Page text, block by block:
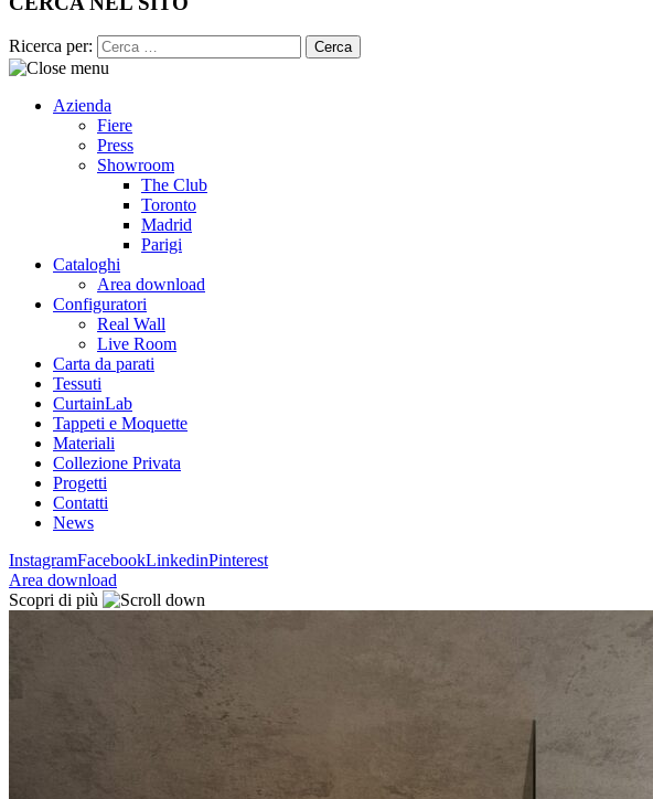
Ricerca per:
Azienda
Fiere
Press
Showroom
The Club
Toronto
Madrid
Parigi
Cataloghi
Area download
Configuratori
Real Wall
Live Room
Carta da parati
Tessuti
CurtainLab
Tappeti e Moquette
Materiali
Collezione Privata
Progetti
Contatti
News
InstagramFacebookLinkedinPinterest
Area download
Scopri di più